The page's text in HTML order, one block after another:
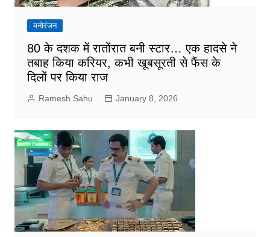
मनोरंजन
80 के दशक में रातोंरात बनी स्टार… एक हादसे ने
तबाह किया करियर, कभी खूबसूरती से फैंस के
दिलों पर किया राज
Ramesh Sahu January 8, 2026